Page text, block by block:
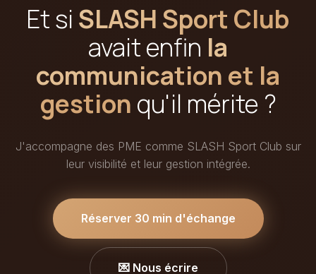
Et si SLASH Sport Club
avait enfin la
communication et la
gestion qu'il mérite ?
J'accompagne des PME comme SLASH Sport Club sur
leur visibilité et leur gestion intégrée.
Réserver 30 min d'échange
💌 Nous écrire